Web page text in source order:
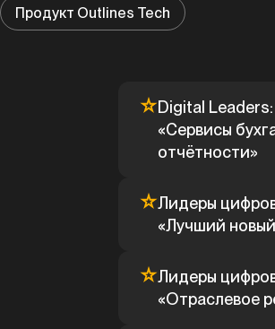
Продукт Outlines Tech
Digital
«Сервисы
отчётности»
Лидеры
«Лучший
Лидеры
«Отраслевое